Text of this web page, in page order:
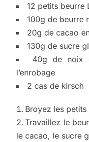
12 petits beurre
100g de beurre
20g de cacao
130g de sucre
40g de noix
l’enrobage
2 cas de kirsch
Broyez les petits
Travaillez le
le cacao, le sucre